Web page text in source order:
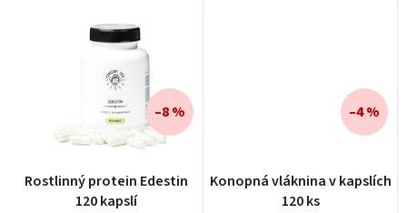
Rostlinný protein Edestin
120 kapslí
–8 %
Konopná vláknina v kapslích
120 ks
–4 %